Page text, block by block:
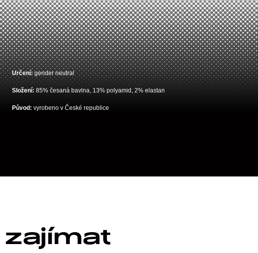
Určení: gender neutral
Složení: 85% česaná bavlna, 13% polyamid, 2% elastan
Původ: vyrobeno v České republice
zajímat